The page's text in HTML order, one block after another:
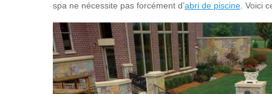
spa ne nécessite pas forcément d’abri de piscine . Voici